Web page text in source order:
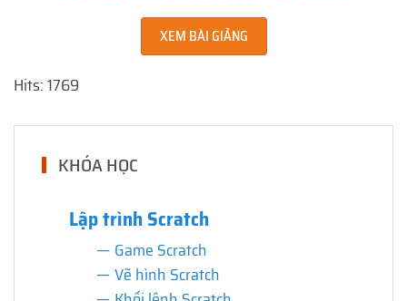
XEM BÀI GIẢNG
Hits: 1769
KHÓA HỌC
Lập trình Scratch
Game Scratch
Vẽ hình Scratch